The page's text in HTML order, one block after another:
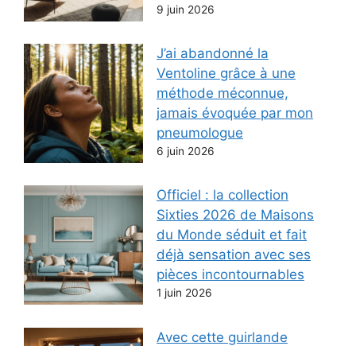
9 juin 2026
J’ai abandonné la
Ventoline grâce à une
méthode méconnue,
jamais évoquée par mon
pneumologue
6 juin 2026
Officiel : la collection
Sixties 2026 de Maisons
du Monde séduit et fait
déjà sensation avec ses
pièces incontournables
1 juin 2026
Avec cette guirlande